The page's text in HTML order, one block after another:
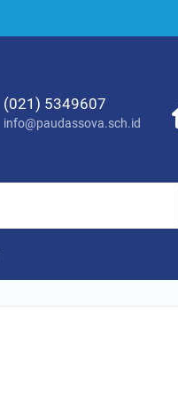
(021) 5349607
info@paudassova.sch.id